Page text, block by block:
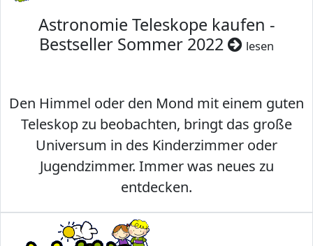
Astronomie Teleskope kaufen -
Bestseller Sommer 2022
lesen
Den Himmel oder den Mond mit einem guten
Teleskop zu beobachten, bringt das große
Universum in des Kinderzimmer oder
Jugendzimmer. Immer was neues zu
entdecken.